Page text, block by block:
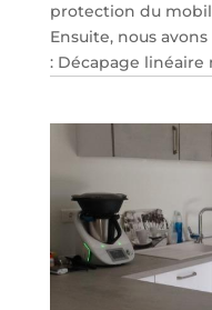
protection du
Ensuite, nous
: Décapage linéaire